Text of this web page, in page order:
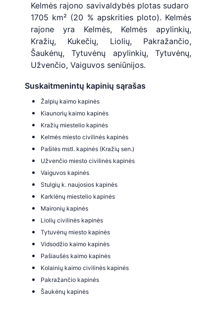
Suskaitmenintų kapinių sąrašas
Žalpių kaimo kapinės
Kiaunorių kaimo kapinės
Kražių miestelio kapinės
Kelmės miesto civilinės kapinės
Pašilės mstl. kapinės (Kražių sen.)
Užvenčio miesto civilinės kapinės
Vaiguvos kapinės
Stulgių k. naujosios kapinės
Karklėnų miestelio kapinės
Maironių kapinės
Liolių civilinės kapinės
Tytuvėnų miesto kapinės
Vidsodžio kaimo kapinės
Pašiaušės kaimo kapinės
Kolainių kaimo civilinės kapinės
Pakražančio kapinės
Šaukėnų kapinės
Kelmės rajono savivaldybės plotas sudaro
1705 km² (20 % apskrities ploto). Kelmės
rajone yra Kelmės, Kelmės apylinkių,
Kražių, Kukečių, Liolių, Pakražančio,
Šaukėnų, Tytuvėnų apylinkių, Tytuvėnų,
Užvenčio, Vaiguvos seniūnijos.